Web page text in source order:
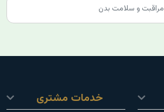
مراقبت و سلامت بدن
خدمات مشتری